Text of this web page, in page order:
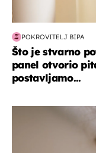
POKROVITELJ BIPA
Što je stvarno
panel otvorio
postavljamo...
moda & ljepota